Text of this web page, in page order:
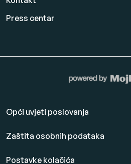
Press centar
Opći uvjeti poslovanja
Zaštita osobnih podataka
Postavke kolačića